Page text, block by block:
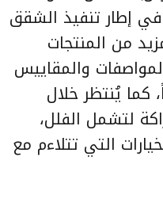
إطار تنفيذ الشقق
من المنتجات
والمقاييس
كما يُنتظر خلال
لتشمل الفلل،
التي تتلاءم مع